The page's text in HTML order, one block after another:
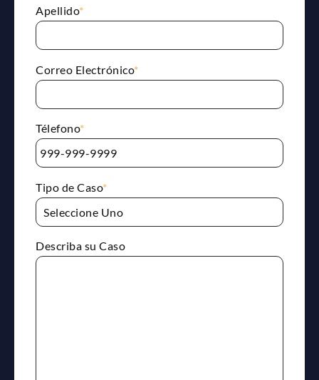
Apellido*
Correo Electrónico*
Télefono*
Tipo de Caso*
Describa su Caso